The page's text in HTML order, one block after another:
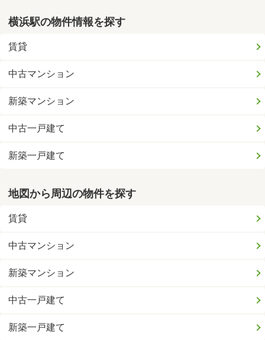
横浜駅の物件情報を探す
賃貸
中古マンション
新築マンション
中古一戸建て
新築一戸建て
地図から周辺の物件を探す
賃貸
中古マンション
新築マンション
中古一戸建て
新築一戸建て